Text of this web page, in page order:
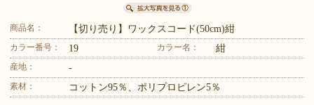
商品名： 【切り売り】ワックスコード(50cm)紺
カラー番号： 19 カラー名： 紺
産地： -
素材： コットン95％、ポリプロピレン5％